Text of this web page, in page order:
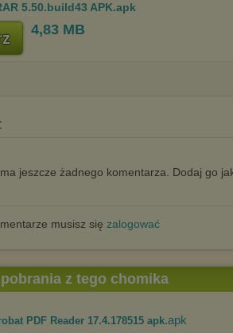
5.50.build43 APK.apk
4,83 MB
jeszcze żadnego komentarza. Dodaj go
musisz się zalogować
z tego chomika
PDF Reader 17.4.178515 apk.apk